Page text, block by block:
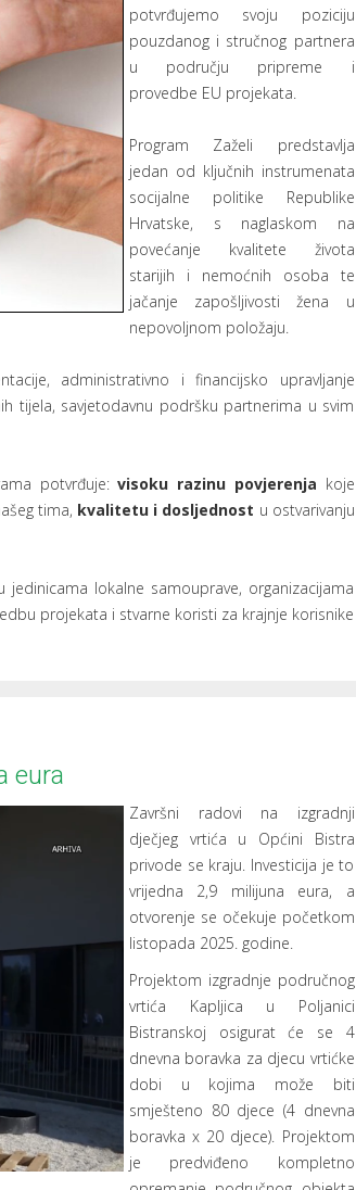
potvrđujemo svoju poziciju
pouzdanog i stručnog partnera
u području pripreme i
provedbe EU projekata.
Program Zaželi predstavlja
jedan od ključnih instrumenata
socijalne politike Republike
Hrvatske, s naglaskom na
povećanje kvalitete života
starijih i nemoćnih osoba te
jačanje zapošljivosti žena u
nepovoljnom položaju.
administrativno i financijsko upravljanje
tijela, savjetodavnu podršku partnerima u svim
potvrđuje:visoku razinu povjerenja koje
tima, kvalitetu i dosljednost u ostvarivanju
lokalne samouprave, organizacijama
projekata i stvarne koristi za krajnje korisnike
eura
Završni radovi na izgradnji
dječjeg vrtića u Općini Bistra
privode se kraju. Investicija je to
vrijedna 2,9 milijuna eura, a
otvorenje se očekuje početkom
listopada 2025. godine.
Projektom izgradnje područnog
vrtića Kapljica u Poljanici
Bistranskoj osigurat će se 4
dnevna boravka za djecu vrtićke
dobi u kojima može biti
smješteno 80 djece (4 dnevna
boravka x 20 djece). Projektom
je predviđeno kompletno